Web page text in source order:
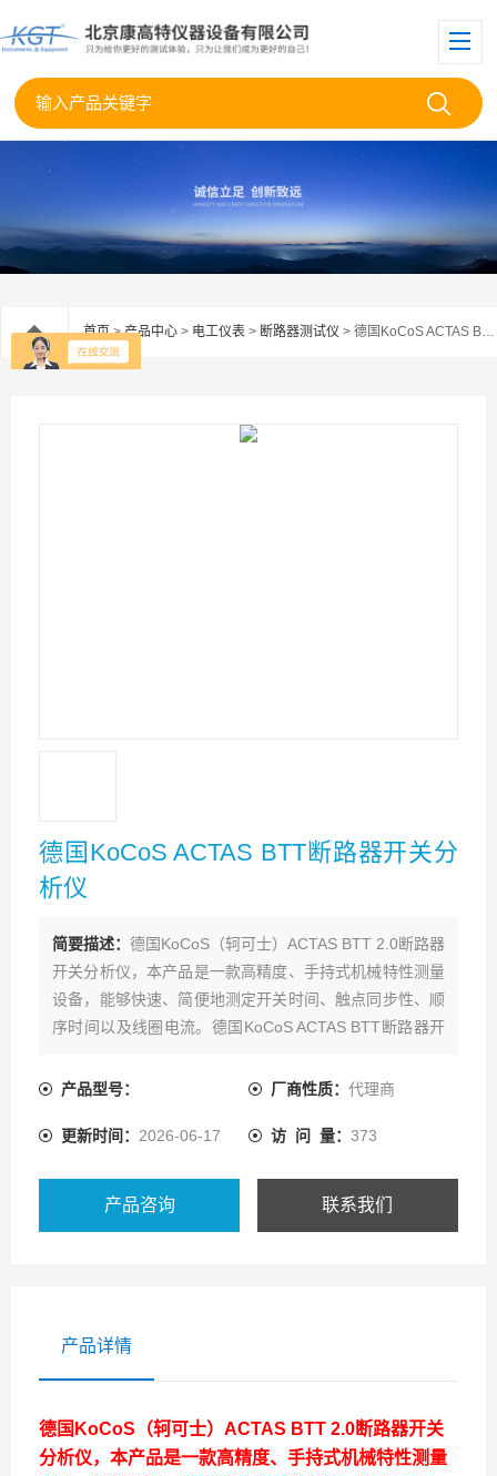
首页>产品中心 > 电工仪表 > 断路器测试仪 > 德国KoCoS ACTAS BTT断路器开关分析仪
德国KoCoS ACTAS BTT断路器开关分
析仪
简要描述： 德国KoCoS（轲可士）ACTAS BTT 2.0断路器
开关分析仪，本产品是一款高精度、手持式机械特性测量
设备，能够快速、简便地测定开关时间、触点同步性、顺
序时间以及线圈电流。德国KoCoS ACTAS BTT断路器开
们！
产品型号： 厂商性质： 代理商
更新时间： 2026-06-17 访 问 量： 373
产品咨询 联系我们
产品详情
德国KoCoS（轲可士）ACTAS BTT 2.0断路器开关
分析仪，本产品是一款高精度、手持式机械特性测量